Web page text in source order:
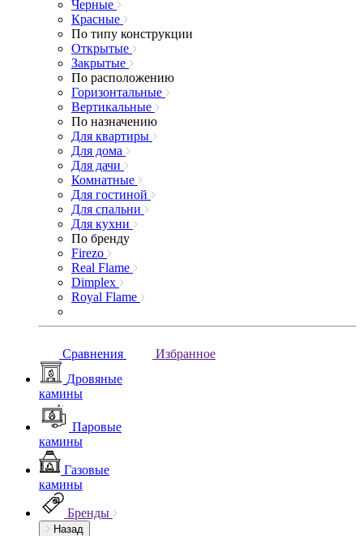
Черные
Красные
По типу конструкции
Открытые
Закрытые
По расположению
Горизонтальные
Вертикальные
По назначению
Для квартиры
Для дома
Для дачи
Комнатные
Для гостиной
Для спальни
Для кухни
По бренду
Firezo
Real Flame
Dimplex
Royal Flame
Сравнения
Избранное
Дровяные
камины
Паровые
камины
Газовые
камины
Бренды
Назад